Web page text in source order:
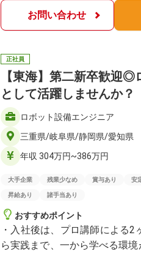
お問い合わせ
正社員
【東海】第二新卒歓迎
として活躍しませんか？
ロボット設備エンジニア
三重県/岐阜県/静岡県/愛知県
年収 304万円~386万円
大手企業 残業少なめ 賞与あり 安
昇給あり 諸手当あり
おすすめポイント
・入社後は、プロ講師による
ら実践まで、一から学べる環